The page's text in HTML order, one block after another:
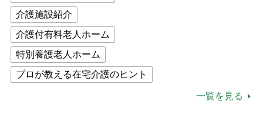
介護施設紹介
介護付有料老人ホーム
特別養護老人ホーム
プロが教える在宅介護のヒント
一覧を見る